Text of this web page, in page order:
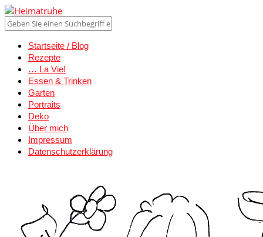
Startseite / Blog
Rezepte
… La Vie!
Essen & Trinken
Garten
Portraits
Deko
Über mich
Impressum
Datenschutzerklärung